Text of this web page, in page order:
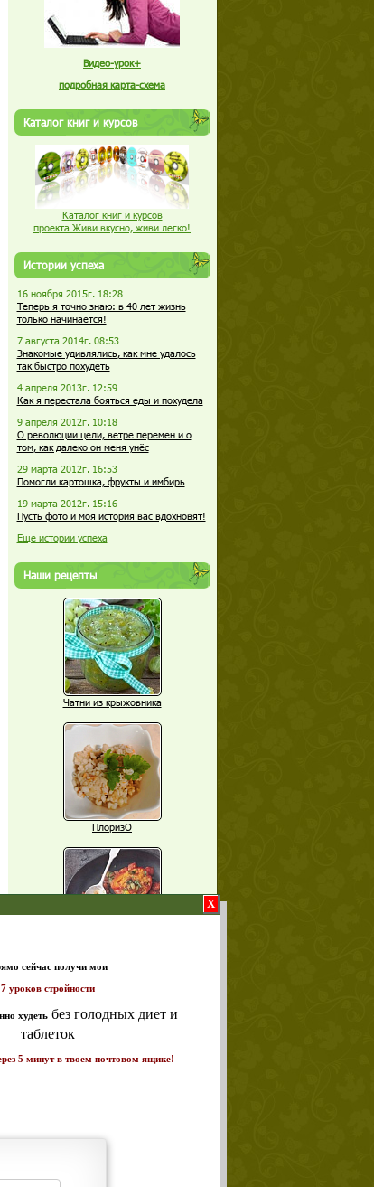
Видео-урок+
подробная карта-схема
Каталог книг и курсов
Каталог книг и курсов
проекта Живи вкусно, живи легко!
Истории успеха
16 ноября 2015г. 18:28
Теперь я точно знаю: в 40 лет жизнь
только начинается!
7 августа 2014г. 08:53
Знакомые удивлялись, как мне удалось
так быстро похудеть
4 апреля 2013г. 12:59
Как я перестала бояться еды и похудела
9 апреля 2012г. 10:18
О революции цели, ветре перемен и о
том, как далеко он меня унёс
29 марта 2012г. 16:53
Помогли картошка, фрукты и имбирь
19 марта 2012г. 15:16
Пусть фото и моя история вас вдохновят!
Еще истории успеха
Наши рецепты
Чатни из крыжовника
ПлоризО
середине дня?